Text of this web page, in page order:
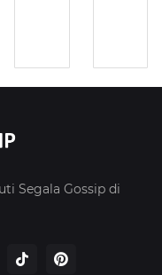
Segala Gossip di